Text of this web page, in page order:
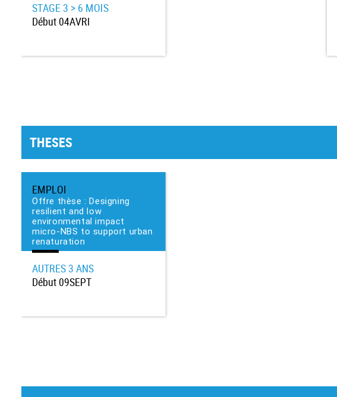
STAGE 3 > 6 MOIS
Début 04AVRI
THESES
EMPLOI
Offre thèse : Designing
resilient and low
environmental impact
micro-NBS to support urban
renaturation
AUTRES 3 ANS
Début 09SEPT